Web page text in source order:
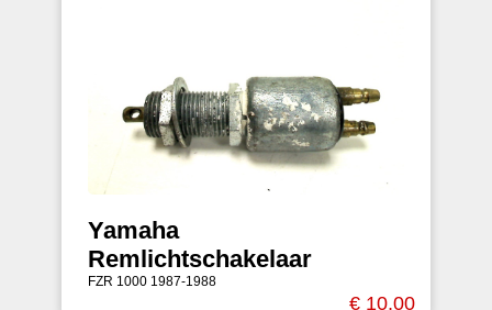
Yamaha
Remlichtschakelaar
FZR 1000 1987-1988
€ 10,00